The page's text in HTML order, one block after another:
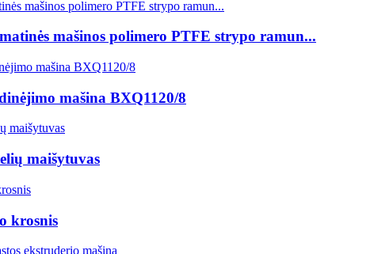
mašinos polimero PTFE strypo ramun...
mašina BXQ1120/8
maišytuvas
krosnis